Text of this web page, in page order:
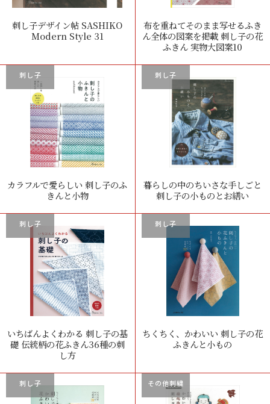
刺し子デザイン帖 SASHIKO
Modern Style 31
布を重ねてそのまま写せるふき
ん全体の図案を掲載 刺し子の花
ふきん 実物大図案10
刺し子
カラフルで愛らしい 刺し子のふ
きんと小物
刺し子
暮らしの中のちいさな手しごと
刺し子の小ものとお繕い
刺し子
いちばんよくわかる 刺し子の基
礎 伝統柄の花ふきん36種の刺
し方
刺し子
ちくちく、かわいい 刺し子の花
ふきんと小もの
刺し子 その他刺繍